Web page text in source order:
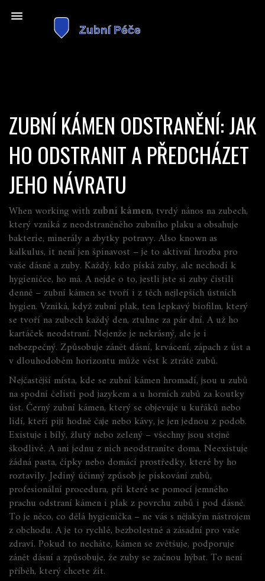
ZUBNÍ KÁMEN ODSTRANĚNÍ: JAK
HO ODSTRANIT A PŘEDCHÁZET
JEHO NÁVRATU
When working withzubní kámen, tvrdý nános na zubech,
který vzniká z neodstraněného zubního plaku a obsahuje
bakterie, minerály a zbytky potravy. Also known as
kalkulus, it není jen špinavost – je to aktivní hrozba pro
vaše dásně a zuby. Každý, kdo píská zuby, ale nechodí k
hygieničce, ho má. A nejde o to, jestli jste si zuby čistili
denně – zubní kámen se tvoří i z těch nejlepších ústních
hygien. Vzniká, když zubní plak, ten lepkavý biofilm, který
se tvoří na zubech každý den, ztuhne za pár dní. A už ho
kartáček neodstraní. Nejenže je nekrásný, ale je i
nebezpečný. Způsobuje zánět dásní, krvácení, zápach z úst a
v dlouhodobém horizontu může vést k ztrátě zubů.
Nejčastější místa, kde se zubní kámen hromadí, jsou u zubů
na spodní čelisti pod jazykem a u horních zubů za koutky
úst. Černý zubní kámen, který se objevuje u kuřáků nebo
lidí, kteří piji hodně čaje nebo kávy, je jen jednou z podob.
Existuje i bílý, žlutý nebo zelený – všechny jsou stejně
škodlivé. A ani jednu z nich neodstraníte doma. Neexistuje
žádná pasta, čípky nebo domácí prostředky, které by ho
roztavily. Jediný účinný způsob je pískování zubů,
profesionální procedura, při které se pomocí jemného
prachu odstraní kámen i plak z povrchu zubů i pod dásně.
To je něco, co dělá hygienička – ne vás s nějakým nástrojem
z obchodu. A je to rychlé, bezbolestné a zásadní pro vaše
zdraví. Pokud to necháte, kámen se zvětšuje, podporuje
zánět dásní a způsobuje, že zuby se začnou hýbat. To není
příběh, který chcete žít.